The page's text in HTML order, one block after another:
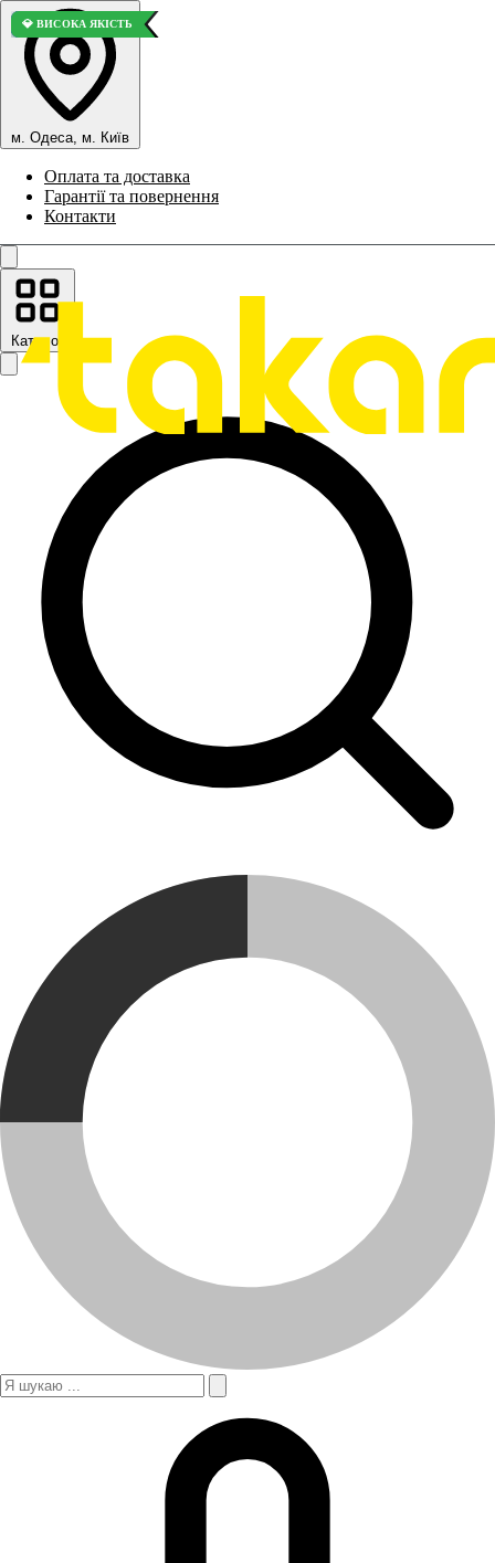
м. Одеса, м. Київ
Оплата та доставка
Гарантії та повернення
Контакти
Каталог
⭐ ВИБІР ПОКУПЦІВ
🚀 ТОП ПРОДАЖІВ
💎 ВИСОКА ЯКІСТЬ